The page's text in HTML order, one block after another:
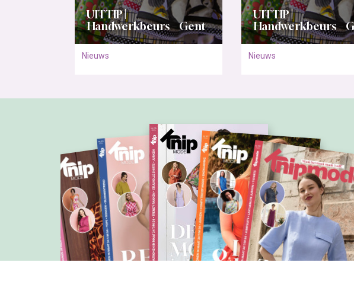
UITTIP |
Handwerkbeurs – Gent
Nieuws
UITTIP |
Handwerkbeurs –
Nieuws